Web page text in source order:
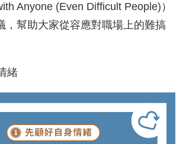
Anyone (Even Difficult People)）
，幫助大家從容應對職場上的難搞
緒